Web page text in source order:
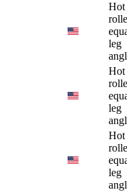
Hot
leg
Hot
leg
Hot
leg